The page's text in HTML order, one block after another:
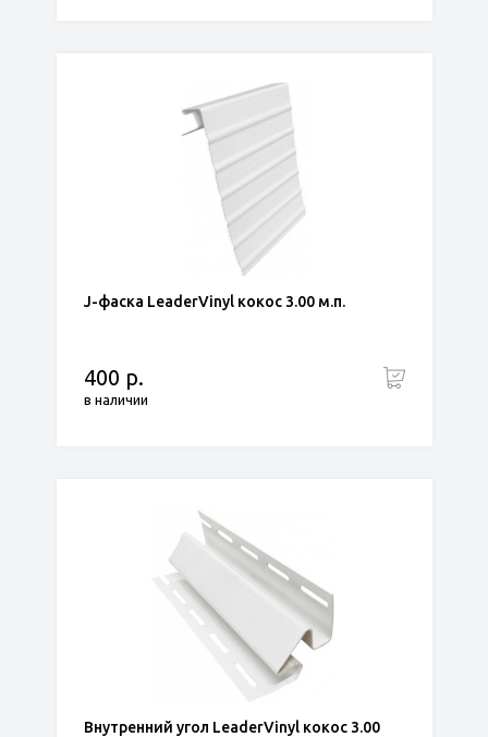
J-фаска LeaderVinyl кокос 3.00 м.п.
400 р.
в наличии
Внутренний угол LeaderVinyl кокос 3.00